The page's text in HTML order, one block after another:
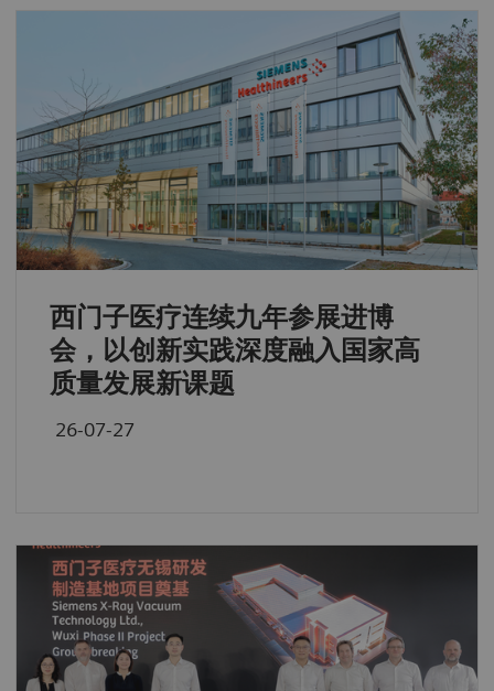
西门子医疗连续九年参展进博
会，以创新实践深度融入国家高
质量发展新课题
26-07-27